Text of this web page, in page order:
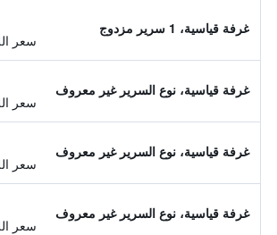
غرفة قياسية، 1 سرير مزدوج
سعر
غرفة قياسية، نوع السرير غير معروف
سعر
غرفة قياسية، نوع السرير غير معروف
سعر
غرفة قياسية، نوع السرير غير معروف
سعر